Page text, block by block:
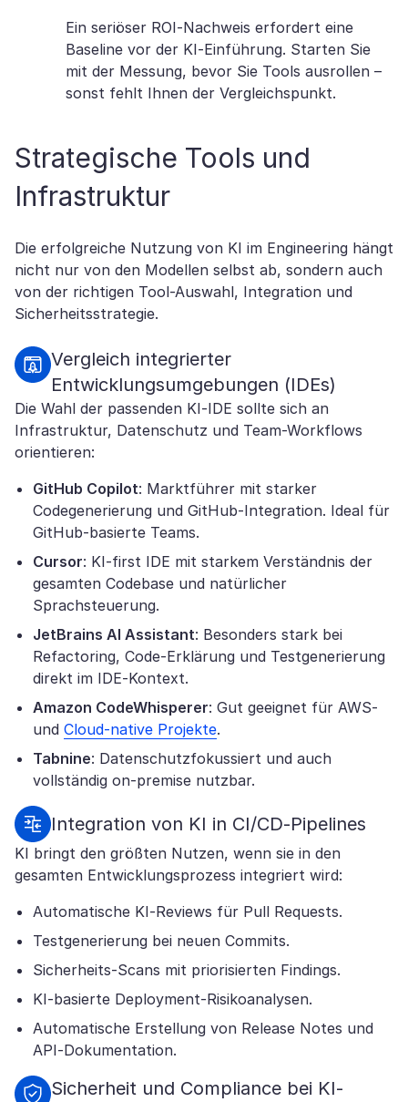
Ein seriöser ROI-Nachweis erfordert eine
Baseline vor der KI-Einführung. Starten Sie
mit der Messung, bevor Sie Tools ausrollen –
sonst fehlt Ihnen der Vergleichspunkt.
Strategische Tools und
Infrastruktur
Die erfolgreiche Nutzung von KI im Engineering hängt
nicht nur von den Modellen selbst ab, sondern auch
von der richtigen Tool-Auswahl, Integration und
Sicherheitsstrategie.
Vergleich integrierter
Entwicklungsumgebungen (IDEs)
Die Wahl der passenden KI-IDE sollte sich an
Infrastruktur, Datenschutz und Team-Workflows
orientieren:
GitHub Copilot: Marktführer mit starker
Codegenerierung und GitHub-Integration. Ideal für
GitHub-basierte Teams.
Cursor: KI-first IDE mit starkem Verständnis der
gesamten Codebase und natürlicher
Sprachsteuerung.
JetBrains AI Assistant: Besonders stark bei
Refactoring, Code-Erklärung und Testgenerierung
direkt im IDE-Kontext.
Amazon CodeWhisperer: Gut geeignet für AWS-
und Cloud-native Projekte.
Tabnine: Datenschutzfokussiert und auch
vollständig on-premise nutzbar.
Integration von KI in CI/CD-Pipelines
KI bringt den größten Nutzen, wenn sie in den
gesamten Entwicklungsprozess integriert wird:
Automatische KI-Reviews für Pull Requests.
Testgenerierung bei neuen Commits.
Sicherheits-Scans mit priorisierten Findings.
KI-basierte Deployment-Risikoanalysen.
Automatische Erstellung von Release Notes und
API-Dokumentation.
Sicherheit und Compliance bei KI-